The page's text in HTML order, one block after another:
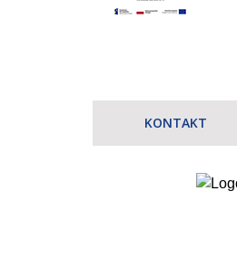
KONTAKT